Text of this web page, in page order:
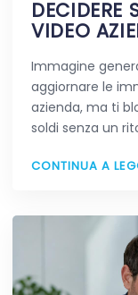
DECIDERE
VIDEO
Immagine
aggiornare le
azienda, ma ti
soldi senza un
CONTINUA A